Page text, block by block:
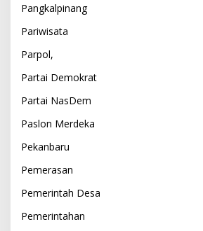
Pangkalpinang
Pariwisata
Parpol,
Partai Demokrat
Partai NasDem
Paslon Merdeka
Pekanbaru
Pemerasan
Pemerintah Desa
Pemerintahan